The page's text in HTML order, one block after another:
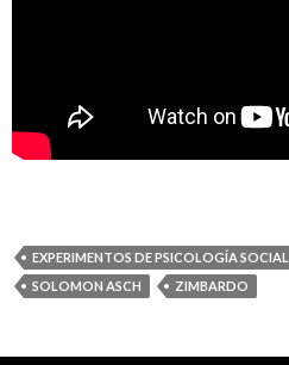
EXPERIMENTOS DE PSICOLOGÍA SOCIAL
SOLOMON ASCH
ZIMBARDO